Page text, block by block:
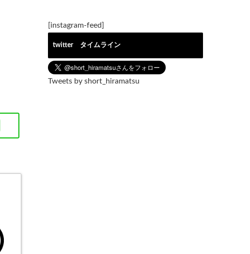
[instagram-feed]
twitter タイムライン
Tweets by short_hiramatsu